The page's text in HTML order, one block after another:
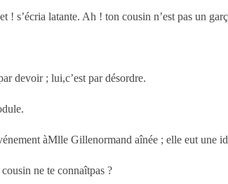
! s’écria latante. Ah ! ton cousin n’est pas un
devoir ; lui,c’est par désordre.
àMlle Gillenormand aînée ; elle eut une
ne te connaîtpas ?